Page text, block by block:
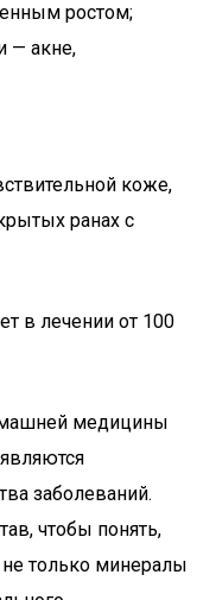
ростом;
— акне,
коже,
ранах с
в лечении от 100
медицины
заболеваний.
чтобы понять,
не только минералы